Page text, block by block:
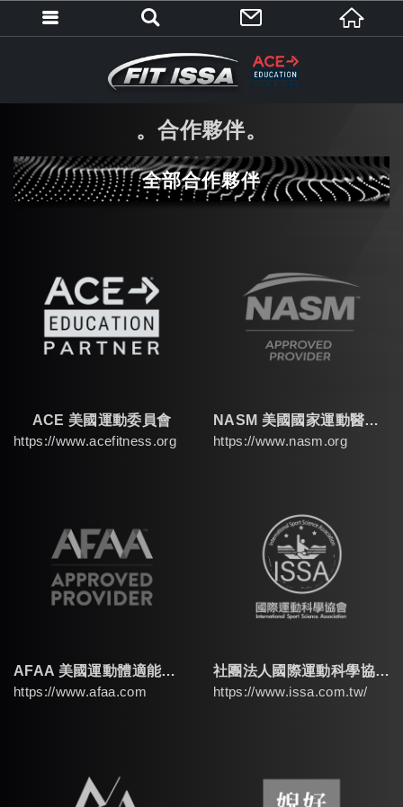
合作夥伴
全部合作夥伴
ACE 美國運動委員會
https://www.acefitness.org
NASM 美國國家運動醫學學會
https://www.nasm.org
AFAA 美國運動體適能協會
https://www.afaa.com
社團法人國際運動科學協會
https://www.issa.com.tw/